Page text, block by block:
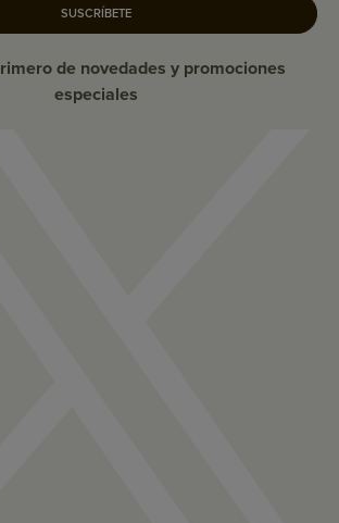
SUSCRÍBETE
de novedades y promociones
especiales